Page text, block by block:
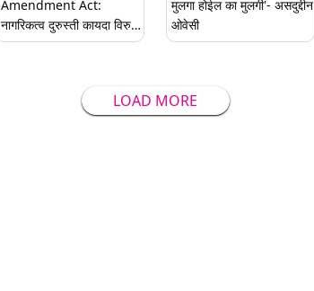
Amendment Act:
नागरिकत्व दुरुस्ती कायदा विरुद्ध
असदुद्दीन ओवैसी यांची सुप्रीम
मुलगा होईल का मुलगी'- असदुद्दीन
ओवेसी
LOAD MORE